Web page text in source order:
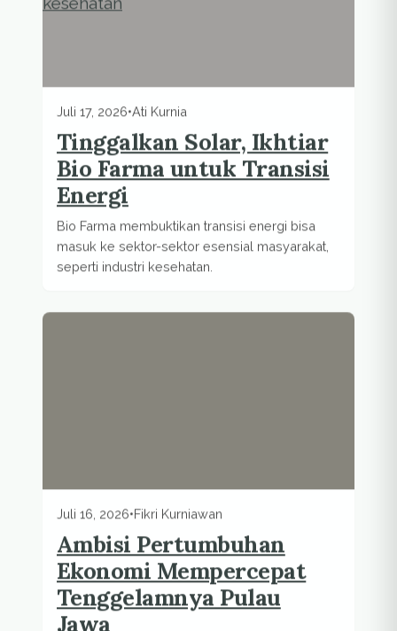
Juli 17, 2026•Ati Kurnia
Tinggalkan Solar, Ikhtiar
Bio Farma untuk Transisi
Energi
Bio Farma membuktikan transisi energi bisa
masuk ke sektor-sektor esensial masyarakat,
seperti industri kesehatan.
Juli 16, 2026•Fikri Kurniawan
Ambisi Pertumbuhan
Ekonomi Mempercepat
Tenggelamnya Pulau
Jawa